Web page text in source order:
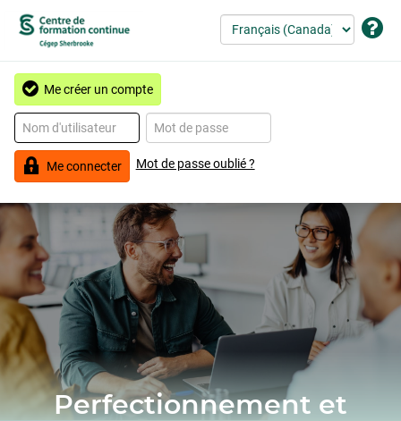
Me connecter Mot de passe oublié ?
Me créer un compte
Perfectionnement et